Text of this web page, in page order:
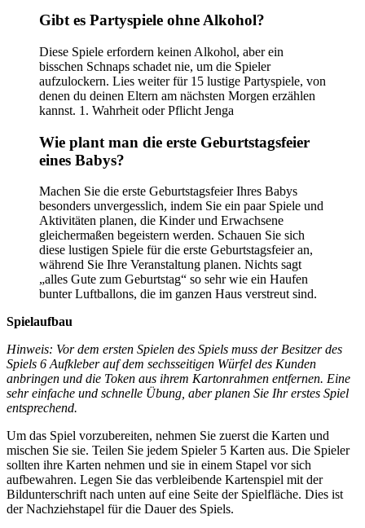
Gibt es Partyspiele ohne Alkohol?
Diese Spiele erfordern keinen Alkohol, aber ein
bisschen Schnaps schadet nie, um die Spieler
aufzulockern. Lies weiter für 15 lustige Partyspiele, von
denen du deinen Eltern am nächsten Morgen erzählen
kannst. 1. Wahrheit oder Pflicht Jenga
Wie plant man die erste Geburtstagsfeier
eines Babys?
Machen Sie die erste Geburtstagsfeier Ihres Babys
besonders unvergesslich, indem Sie ein paar Spiele und
Aktivitäten planen, die Kinder und Erwachsene
gleichermaßen begeistern werden. Schauen Sie sich
diese lustigen Spiele für die erste Geburtstagsfeier an,
während Sie Ihre Veranstaltung planen. Nichts sagt
„alles Gute zum Geburtstag“ so sehr wie ein Haufen
bunter Luftballons, die im ganzen Haus verstreut sind.
Spielaufbau
Hinweis: Vor dem ersten Spielen des Spiels muss der Besitzer des
Spiels 6 Aufkleber auf dem sechsseitigen Würfel des Kunden
anbringen und die Token aus ihrem Kartonrahmen entfernen. Eine
sehr einfache und schnelle Übung, aber planen Sie Ihr erstes Spiel
entsprechend.
Um das Spiel vorzubereiten, nehmen Sie zuerst die Karten und
mischen Sie sie. Teilen Sie jedem Spieler 5 Karten aus. Die Spieler
sollten ihre Karten nehmen und sie in einem Stapel vor sich
aufbewahren. Legen Sie das verbleibende Kartenspiel mit der
Bildunterschrift nach unten auf eine Seite der Spielfläche. Dies ist
der Nachziehstapel für die Dauer des Spiels.